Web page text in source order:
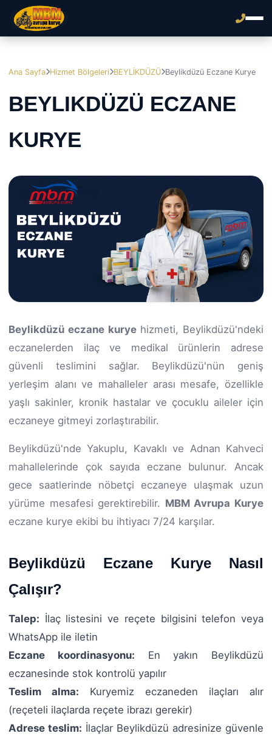
Ana Sayfa Hizmet Bölgeleri BEYLİKDÜZÜ Beylikdüzü Eczane Kurye
BEYLIKDÜZÜ ECZANE
KURYE
Beylikdüzü eczane kuryehizmeti, Beylikdüzü'ndeki
eczanelerden ilaç ve medikal ürünlerin adrese
güvenli teslimini sağlar. Beylikdüzü'nün geniş
yerleşim alanı ve mahalleler arası mesafe, özellikle
yaşlı sakinler, kronik hastalar ve çocuklu aileler için
eczaneye gitmeyi zorlaştırabilir.
Beylikdüzü'nde Yakuplu, Kavaklı ve Adnan Kahveci
mahallelerinde çok sayıda eczane bulunur. Ancak
gece saatlerinde nöbetçi eczaneye ulaşmak uzun
yürüme mesafesi gerektirebilir. MBM Avrupa Kurye
eczane kurye ekibi bu ihtiyacı 7/24 karşılar.
Beylikdüzü Eczane Kurye Nasıl
Çalışır?
Talep: İlaç listesini ve reçete bilgisini telefon veya
WhatsApp ile iletin
Eczane koordinasyonu: En yakın Beylikdüzü
eczanesinde stok kontrolü yapılır
Teslim alma: Kuryemiz eczaneden ilaçları alır
(reçeteli ilaçlarda reçete ibrazı gerekir)
Adrese teslim: İlaçlar Beylikdüzü adresinize güvenle